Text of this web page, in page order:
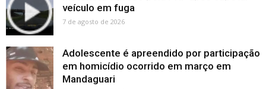
veículo em fuga
7 de agosto de 2026
Adolescente é apreendido por participação
em homicídio ocorrido em março em
Mandaguari